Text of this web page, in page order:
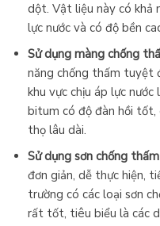
dột. Vật liệu này có khả
lực nước và có độ bền
Sử dụng màng chống
năng chống thấm tuyệt
khu vực chịu áp lực
bitum có độ đàn hồi tốt,
thọ lâu dài.
Sử dụng sơn chống
đơn giản, dễ thực hiện,
trường có các loại sơn
rất tốt, tiêu biểu là các